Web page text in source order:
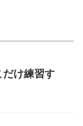
け練習す